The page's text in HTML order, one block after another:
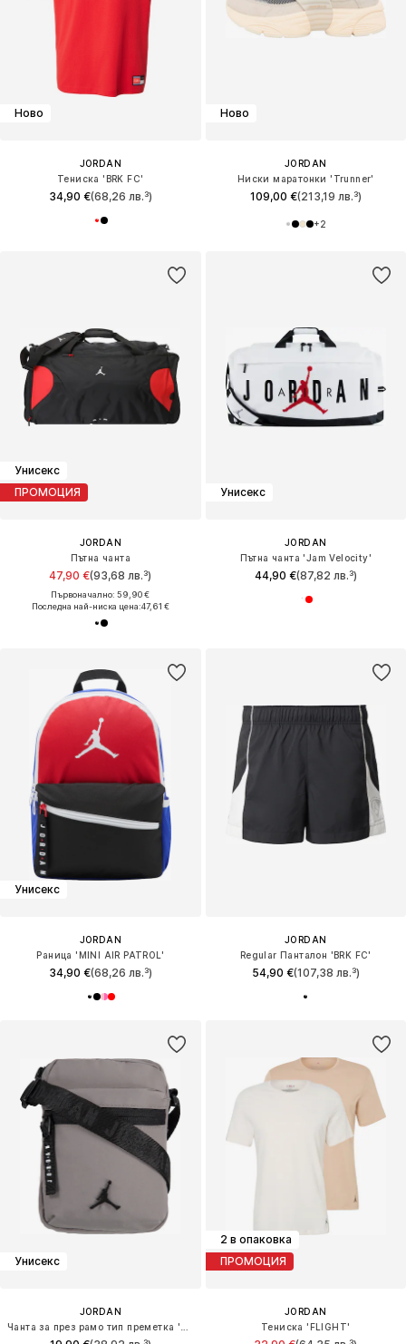
Ново
JORDAN
Тениска 'BRK FC'
34,90 €(68,26 лв.³)
Ново
JORDAN
Ниски маратонки 'Trunner'
109,00 €(213,19 лв.³)
+2
Унисекс
ПРОМОЦИЯ
JORDAN
Пътна чанта
47,90 €(93,68 лв.³)
Първоначално: 59,90 €
Последна най-ниска цена:47,61 €
Унисекс
JORDAN
Пътна чанта 'Jam Velocity'
44,90 €(87,82 лв.³)
Унисекс
JORDAN
Раница 'MINI AIR PATROL'
34,90 €(68,26 лв.³)
JORDAN
Regular Панталон 'BRK FC'
54,90 €(107,38 лв.³)
Унисекс
JORDAN
2 в опаковка
ПРОМОЦИЯ
JORDAN
Тениска 'FLIGHT'